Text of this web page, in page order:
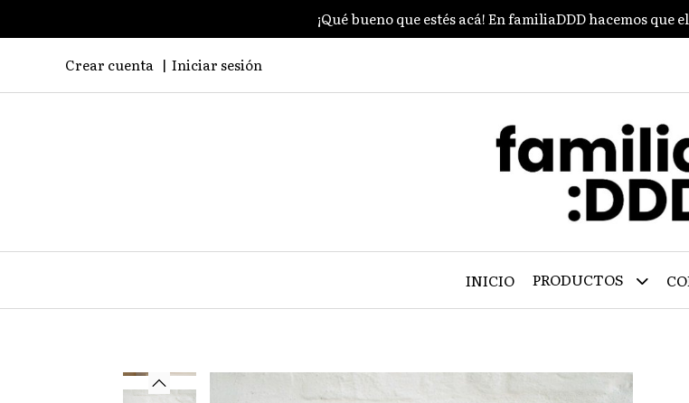
¡Qué bueno que estés acá! En familiaDDD hacemos que
Crear cuenta Iniciar sesión
INICIO PRODUCTOS